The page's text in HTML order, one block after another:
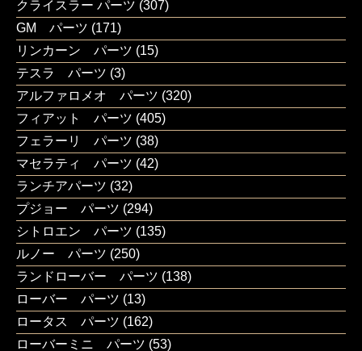
クライスラー パーツ (307)
GM パーツ (171)
リンカーン パーツ (15)
テスラ パーツ (3)
アルファロメオ パーツ (320)
フィアット パーツ (405)
フェラーリ パーツ (38)
マセラティ パーツ (42)
ランチアパーツ (32)
プジョー パーツ (294)
シトロエン パーツ (135)
ルノー パーツ (250)
ランドローバー パーツ (138)
ローバー パーツ (13)
ロータス パーツ (162)
ローバーミニ パーツ (53)